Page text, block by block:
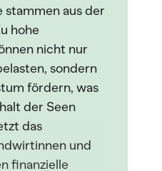
stammen aus der
hohe
nicht nur
sondern
fördern, was
der Seen
das
und
finanzielle